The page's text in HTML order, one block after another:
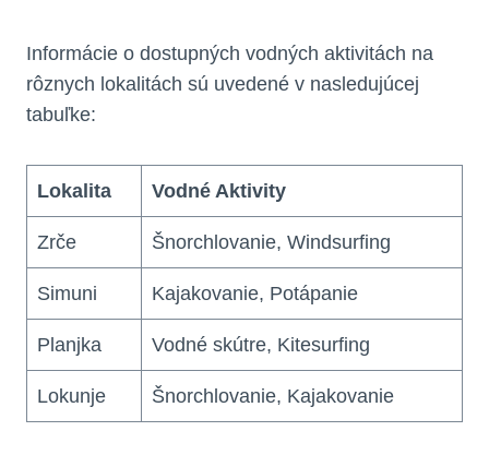
Informácie o dostupných vodných aktivitách na
rôznych lokalitách sú uvedené v nasledujúcej
tabuľke:
Lokalita Vodné Aktivity
Zrče Šnorchlovanie, Windsurfing
Simuni Kajakovanie, Potápanie
Planjka Vodné skútre, Kitesurfing
Lokunje Šnorchlovanie, Kajakovanie